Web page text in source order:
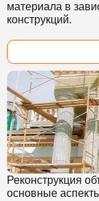
материала в
конструкций.
Реконструкция
основные